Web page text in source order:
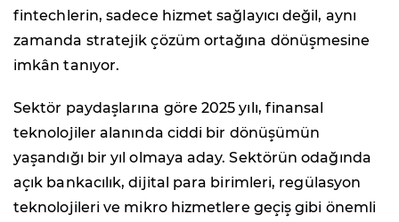
fintechlerin, sadece hizmet sağlayıcı değil, aynı
zamanda stratejik çözüm ortağına dönüşmesine
imkân tanıyor.
Sektör paydaşlarına göre 2025 yılı, finansal
teknolojiler alanında ciddi bir dönüşümün
yaşandığı bir yıl olmaya aday. Sektörün odağında
açık bankacılık, dijital para birimleri, regülasyon
teknolojileri ve mikro hizmetlere geçiş gibi önemli